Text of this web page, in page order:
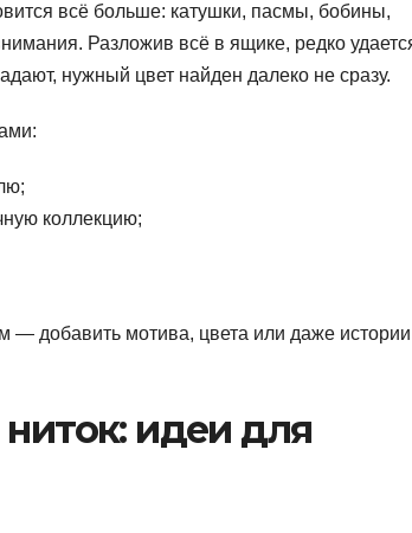
всё больше: катушки, пасмы, бобины,
Разложив всё в ящике, редко
нужный цвет найден далеко не сразу.
коллекцию;
— добавить мотива, цвета или даже
идеи для